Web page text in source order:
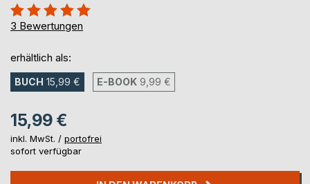
Bewertung::
100%
3 Bewertungen
erhältlich als:
BUCH 15,99 € E-BOOK 9,99 €
15,99 €
inkl. MwSt. / portofrei
sofort verfügbar